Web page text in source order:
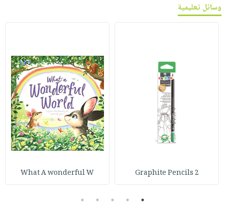
وسائل تعليمية
Graphite Pencils 2
What A wonderful W
1
2
3
4
5